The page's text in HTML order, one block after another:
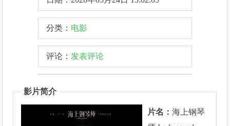
分类： 电影
评论： 发表评论
影片简介
片名：海上钢琴